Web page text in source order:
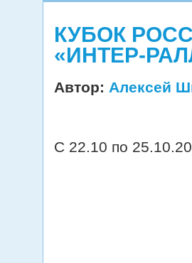
КУБОК
«ИНТЕР-
Автор: Алексей
С 22.10 по